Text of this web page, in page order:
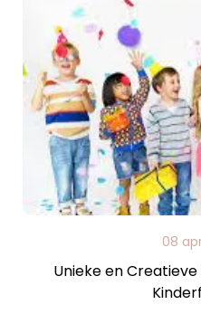
08
Unieke en